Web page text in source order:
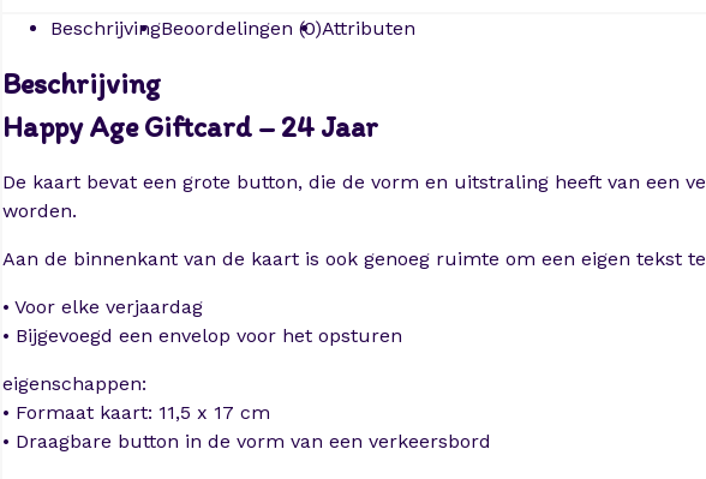
r
a
BeschrijvingBeoordelingen (0)Attributen
Beschrijving
Happy Age Giftcard – 24 Jaar
De kaart bevat een grote button, die de vorm en uitstraling heeft van een
worden.
Aan de binnenkant van de kaart is ook genoeg ruimte om een eigen tekst
• Voor elke verjaardag
• Bijgevoegd een envelop voor het opsturen
eigenschappen:
• Formaat kaart: 11,5 x 17 cm
• Draagbare button in de vorm van een verkeersbord